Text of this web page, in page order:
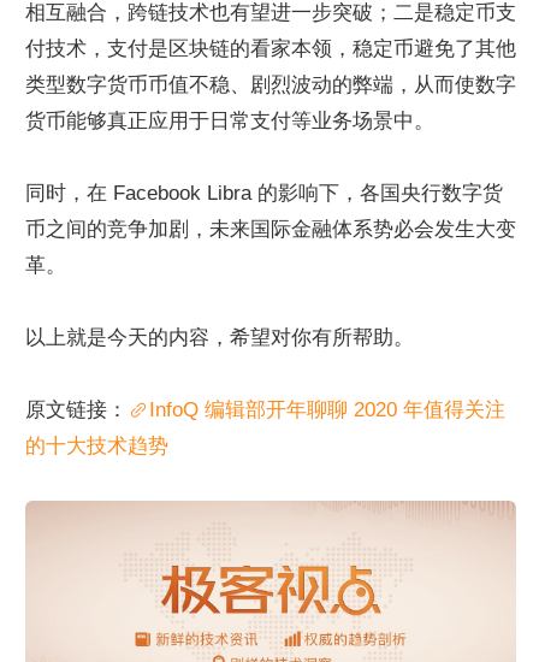
相互融合，跨链技术也有望进一步突破；二是稳定币支
付技术，支付是区块链的看家本领，稳定币避免了其他
类型数字货币币值不稳、剧烈波动的弊端，从而使数字
货币能够真正应用于日常支付等业务场景中。
同时，在 Facebook Libra 的影响下，各国央行数字货
币之间的竞争加剧，未来国际金融体系势必会发生大变
革。
以上就是今天的内容，希望对你有所帮助。
原文链接：
InfoQ 编辑部开年聊聊 2020 年值得关注
的十大技术趋势